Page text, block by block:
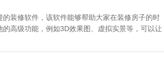
装修软件，该软件能够帮助大家在装修房子的时
高级功能，例如3D效果图、虚拟实景等，可以让
案。总之它一个专门为大家装修房子提供设计的
资源均来自官网，请放心下载。